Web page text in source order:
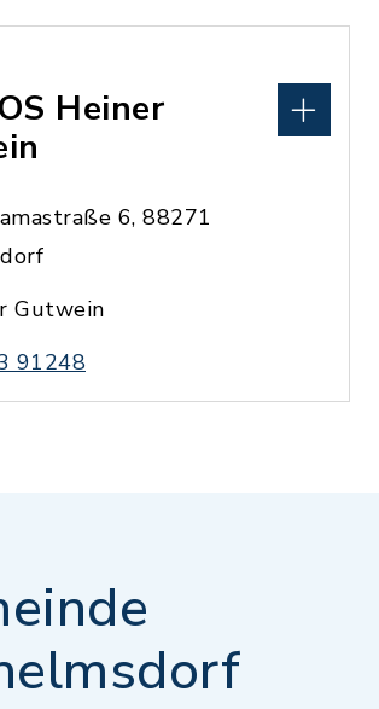
Heiner
6, 88271
Gutwein
91248